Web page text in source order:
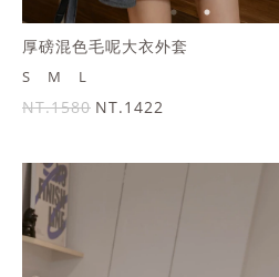
厚磅混色毛呢大衣外套
S M L
NT.1580 NT.1422